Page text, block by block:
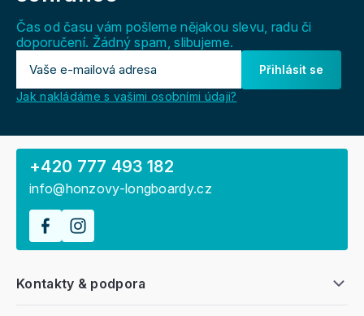
Čas od času vám pošleme nějakou slevu, radu či
doporučení. Žádný spam, slibujeme.
Přihlásit se
Jak nakládáme s vašimi osobními údaji?
Kontakty & podpora
+420 777 493 182
info@honzovy-longboardy.cz